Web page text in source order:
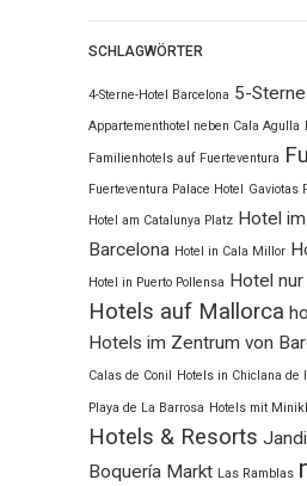
SCHLAGWÖRTER
4-Sterne-Hotel Barcelona 5-
Appartementhotel neben Cala Agulla
Familienhotels auf Fuerteventura
Fuerteventura Palace Hotel Gaviotas
Hotel am Catalunya Platz Hotel
Barcelona Hotel in Cala Millor
Hotel in Puerto Pollensa Hotel
Hotels auf Mallorca
Hotels im Zentrum von
Calas de Conil Hotels in Chiclana de
Playa de La Barrosa Hotels mit
Hotels & Resorts
Boquería Markt Las Ramblas